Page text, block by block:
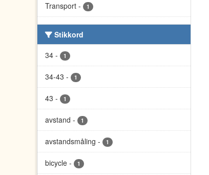
Transport - 1
Stikkord
34 - 1
34-43 - 1
43 - 1
avstand - 1
avstandsmåling - 1
bicycle - 1